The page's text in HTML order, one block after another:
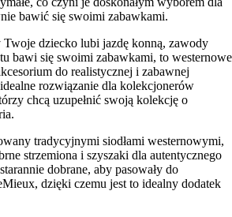
bawić się swoimi zabawkami.
Twoje dziecko lubi jazdę konną, zawody
bawi się swoimi zabawkami, to westernowe
do realistycznej i zabawnej
rozwiązanie dla kolekcjonerów
chcą uzupełnić swoją kolekcję o
tradycyjnymi siodłami westernowymi,
strzemiona i szyszaki dla autentycznego
dobrane, aby pasowały do
dzięki czemu jest to idealny dodatek